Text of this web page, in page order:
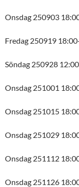
Onsdag 250903
Fredag 250919
Söndag 250928
Onsdag 251001
Onsdag 251015
Onsdag 251029
Onsdag 251112
Onsdag 251126